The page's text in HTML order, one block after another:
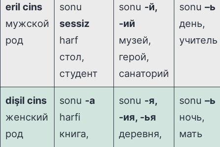
eril cins
мужской
род
sonu
sessiz
harf
стол,
студент
sonu -й,
-ий
музей,
герой,
санаторий
sonu –ь
день,
учитель
dişil cins
женский
род
sonu -а
harfi
книга,
sonu -я,
-ия, -ья
деревня,
sonu –ь
ночь,
мать